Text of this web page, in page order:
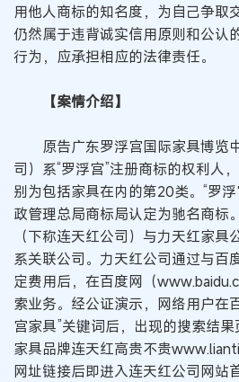
用他人商标的知名度，为自己争取
仍然属于违背诚实信用原则和公认
行为，应承担相应的法律责任。
【案情介绍】
原告广东罗浮宫国际家具博览
司）系“罗浮宫”注册商标的权利人
别为包括家具在内的第20类。“罗
政管理总局商标局认定为驰名商标
（下称连天红公司）与力天红家具
系关联公司。力天红公司通过与百
定费用后，在百度网（
索业务。经公证演示，网络用户在
宫家具”关键词后，出现的搜索结
家具品牌连天红高贵不贵
网址链接后即进入连天红公司网站